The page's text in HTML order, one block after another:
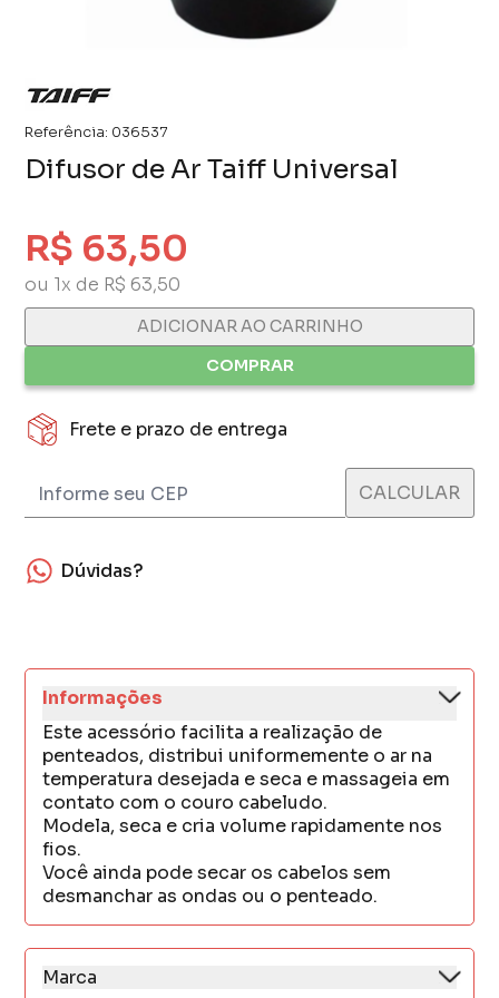
Referência: 036537
Difusor de Ar Taiff Universal
R$ 63,50
ou 1x de R$ 63,50
ADICIONAR AO CARRINHO
COMPRAR
Frete e prazo de entrega
Dúvidas?
Informações
Este acessório facilita a realização de
penteados, distribui uniformemente o ar na
temperatura desejada e seca e massageia em
contato com o couro cabeludo.
Modela, seca e cria volume rapidamente nos
fios.
Você ainda pode secar os cabelos sem
desmanchar as ondas ou o penteado.
Marca